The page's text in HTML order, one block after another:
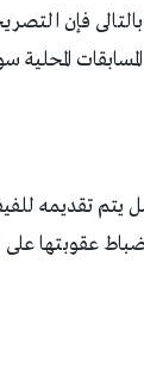
فإن
المحلية
يتم تقديمه
عقوبتها